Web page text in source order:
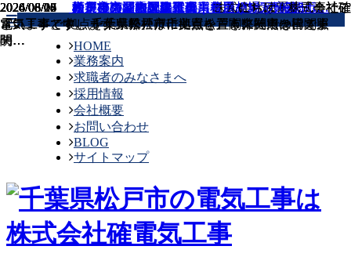
HOME
業務案内
求職者のみなさまへ
採用情報
会社概要
お問い合わせ
BLOG
サイトマップ
2026/08/08 松戸市の漏電調査修理業者選び5つの確認ポ…
2026/08/07 松戸市の屋内配線工事｜費用相場3万〜15…
2026/08/06 松戸市の屋内配線工事｜コンセント増設3万…
2026/08/05 鎌ヶ谷市の空調取付工事費用相場｜10万〜…
2026/08/04 柏市の空調取付工事費用相場｜10万〜30…
2024/06/26 大規模商業施設建設の…こんにちは、株式会社確
電気工事と申します。 弊社は千葉県松戸市に拠点を構え、
関…
2024/06/23 オフィスビルのライテ…こんにちは！株式会社確
電気工事です。 千葉県松戸市に拠点を置き、関東一円で照
明…
2024/06/20 商業施設での電気工事…株式会社確電気工事でご
ざいます。 拠点を千葉県松戸市に置き、関東一円の皆さま
の…
2024/06/17 新築マンションの電気…こんにちは！株式会社確
電気工事です。 千葉県松戸市に拠点を置く弊社では、関東
一…